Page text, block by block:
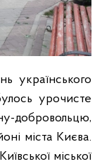
українського
урочисте
добровольцю,
міста Києва.
міської